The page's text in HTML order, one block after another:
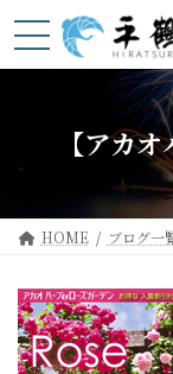
ン
プ
ビ
動
【アカ
HOME ブログ一